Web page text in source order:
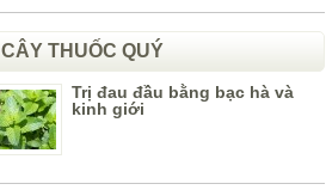
CÂY THUỐC QUÝ
Trị đau đầu bằng bạc hà và
kinh giới